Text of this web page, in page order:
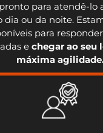
pronto para atendê-lo
dia ou da noite.
para
e chegar ao seu
máxima